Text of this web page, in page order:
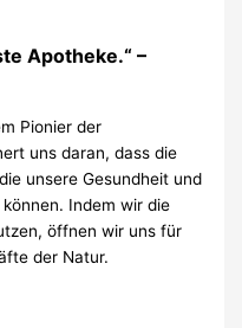
Apotheke.“ –
Pionier der
uns daran, dass die
unsere Gesundheit und
Indem wir die
öffnen wir uns für
der Natur.